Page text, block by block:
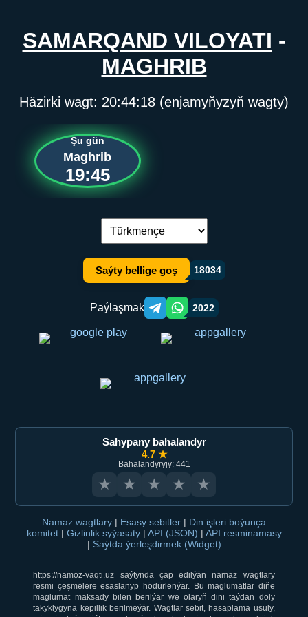
SAMARQAND VILOYATI -
MAGHRIB
Häzirki wagt: 20:44:18 (enjamyňyzyň wagty)
Şu gün
Maghrib
19:45
Dil çalşyryş:
Saýty bellige goş 18034
Paýlaşmak Telegram orqali ulashish
WhatsApp orqali ulashish
2022
Sahypany bahalandyr
4.7 ★
Bahalandyryjy: 441
★ ★ ★ ★ ★
Namaz wagtlary | Esasy sebitler | Din işleri boýunça
komitet | Gizlinlik syýasaty | API (JSON) | API resminamasy
| Saýtda ýerleşdirmek (Widget)
https://namoz-vaqti.uz saýtynda çap edilýän namaz wagtlary
resmi çeşmelere esaslanyp hödürlenýär. Bu maglumatlar diňe
maglumat maksady bilen berilýär we olaryň dini taýdan doly
takyklygyna kepillik berilmeýär. Wagtlar sebit, hasaplama usuly,